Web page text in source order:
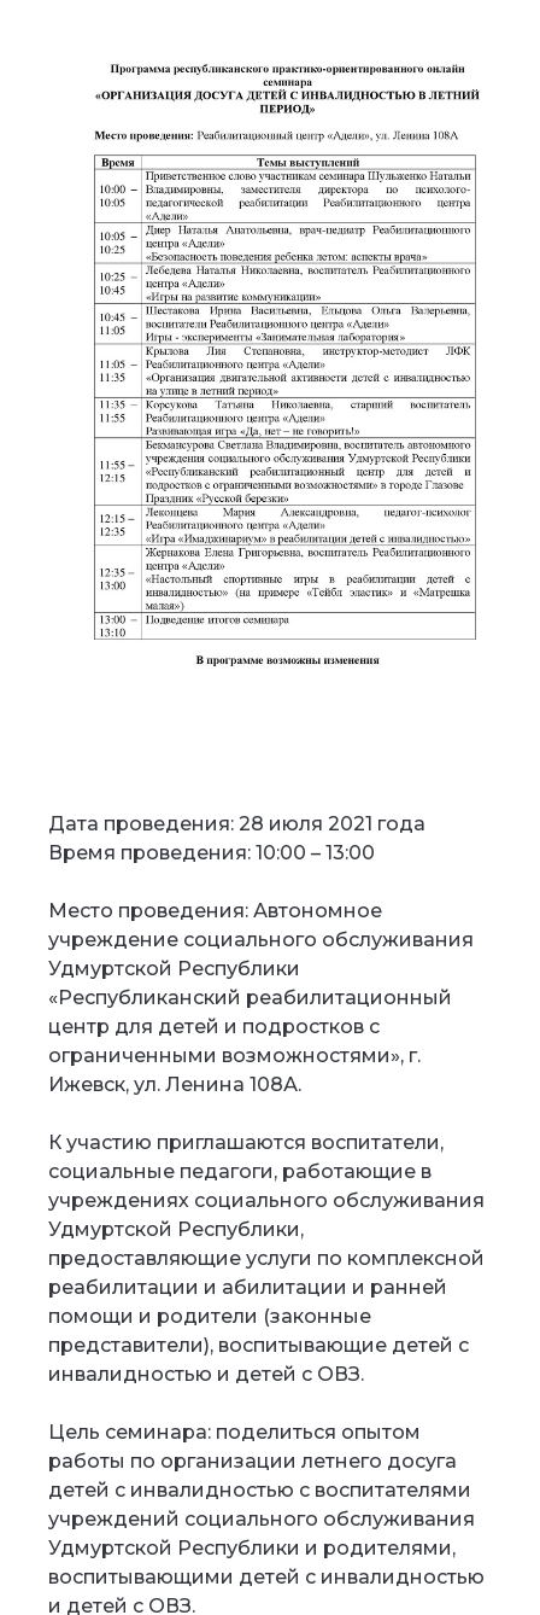
Дата проведения: 28 июля 2021 года
Время проведения: 10:00 – 13:00
Место проведения: Автономное
учреждение социального обслуживания
Удмуртской Республики
«Республиканский реабилитационный
центр для детей и подростков с
ограниченными возможностями», г.
Ижевск, ул. Ленина 108А.
К участию приглашаются воспитатели,
социальные педагоги, работающие в
учреждениях социального обслуживания
Удмуртской Республики,
предоставляющие услуги по комплексной
реабилитации и абилитации и ранней
помощи и родители (законные
представители), воспитывающие детей с
инвалидностью и детей с ОВЗ.
Цель семинара: поделиться опытом
работы по организации летнего досуга
детей с инвалидностью с воспитателями
учреждений социального обслуживания
Удмуртской Республики и родителями,
воспитывающими детей с инвалидностью
и детей с ОВЗ.